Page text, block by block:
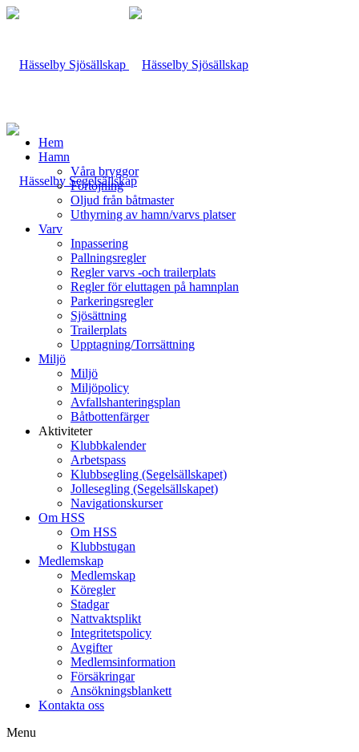
Hem
Hamn
Våra bryggor
Förtöjning
Oljud från båtmaster
Uthyrning av hamn/varvs platser
Varv
Inpassering
Pallningsregler
Regler varvs -och trailerplats
Regler för eluttagen på hamnplan
Parkeringsregler
Sjösättning
Trailerplats
Upptagning/Torrsättning
Miljö
Miljö
Miljöpolicy
Avfallshanteringsplan
Båtbottenfärger
Aktiviteter
Klubbkalender
Arbetspass
Klubbsegling (Segelsällskapet)
Jollesegling (Segelsällskapet)
Navigationskurser
Om HSS
Om HSS
Klubbstugan
Medlemskap
Medlemskap
Köregler
Stadgar
Nattvaktsplikt
Integritetspolicy
Avgifter
Medlemsinformation
Försäkringar
Ansökningsblankett
Kontakta oss
Menu